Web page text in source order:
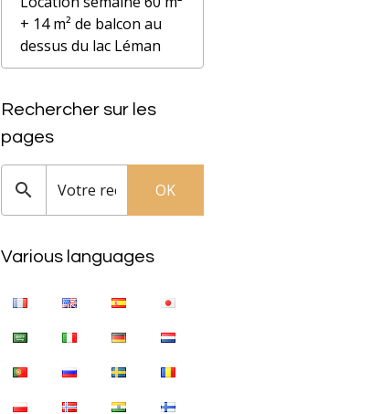
+ 14 m² de balcon au
dessus du lac Léman
Rechercher sur les
pages
OK
Various languages